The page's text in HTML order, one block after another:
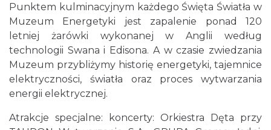
Katowice
2026-08-03
17.15 km
Punktem kulminacyjnym każdego Święta Światła w
Muzeum Energetyki jest zapalenie ponad 120
letniej żarówki wykonanej w Anglii według
technologii Swana i Edisona. A w czasie zwiedzania
Muzeum przybliżymy historię energetyki, tajemnice
elektryczności, światła oraz proces wytwarzania
energii elektrycznej.
Atrakcje specjalne: koncerty: Orkiestra Dęta przy